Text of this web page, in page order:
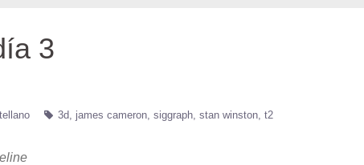
3
3d james cameron siggraph stan winston t2